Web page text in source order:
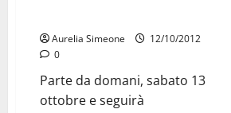
Aurelia Simeone
12/10/2012
0
Parte da domani, sabato 13
ottobre e seguirà